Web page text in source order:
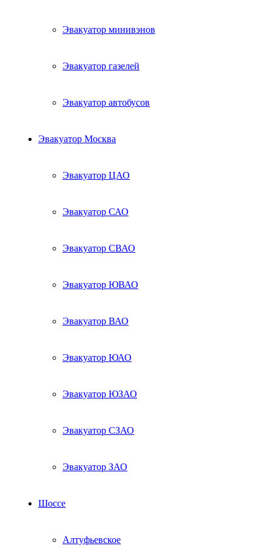
Эвакуатор минивэнов
Эвакуатор газелей
Эвакуатор автобусов
Эвакуатор Москва
Эвакуатор ЦАО
Эвакуатор САО
Эвакуатор СВАО
Эвакуатор ЮВАО
Эвакуатор ВАО
Эвакуатор ЮАО
Эвакуатор ЮЗАО
Эвакуатор СЗАО
Эвакуатор ЗАО
Шоссе
Алтуфьевское